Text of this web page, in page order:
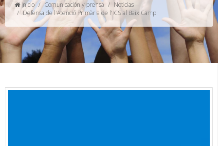
Inicio Comunicación y prensa
Noticias
Defensa de l'Atenció Primària de l'ICS al Baix Camp